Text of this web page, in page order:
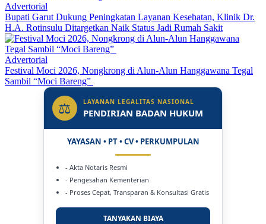
Advertorial
Bupati Garut Dukung Peningkatan Layanan Kesehatan, Klinik Dr.
H.A. Rotinsulu Ditargetkan Naik Status Jadi Rumah Sakit
Advertorial
Festival Moci 2026, Nongkrong di Alun-Alun Hanggawana Tegal
Sambil “Moci Bareng”
⚖ LAYANAN LEGALITAS NASIONAL
PENDIRIAN BADAN HUKUM
YAYASAN • PT • CV • PERKUMPULAN
- Akta Notaris Resmi
- Pengesahan Kementerian
- Proses Cepat, Transparan & Konsultasi Gratis
TANYAKAN BIAYA